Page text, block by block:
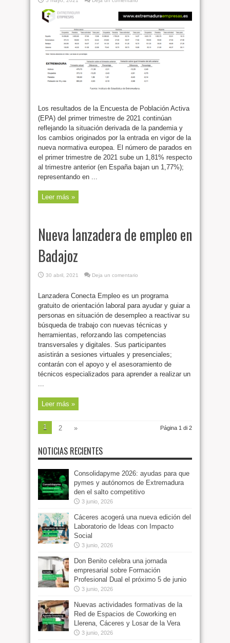
Los resultados de la Encuesta de Población Activa
(EPA) del primer trimestre de 2021 continúan
reflejando la situación derivada de la pandemia y
los cambios originados por la entrada en vigor de la
nueva normativa europea. El número de parados en
el primer trimestre de 2021 sube un 1,81% respecto
al trimestre anterior (en España bajan un 1,77%);
representando en ...
Leer más »
Nueva lanzadera de empleo en
Badajoz
30 abril, 2021 Deja un comentario
Lanzadera Conecta Empleo es un programa
gratuito de orientación laboral para ayudar y guiar a
personas en situación de desempleo a reactivar su
búsqueda de trabajo con nuevas técnicas y
herramientas, reforzando las competencias
transversales y digitales. Sus participantes
asistirán a sesiones virtuales y presenciales;
contarán con el apoyo y el asesoramiento de
técnicos especializados para aprender a realizar un
...
Leer más »
Página 1 di 2
1 2 »
NOTICIAS RECIENTES
Consolidapyme 2026: ayudas para que
pymes y autónomos de Extremadura
den el salto competitivo
3 junio, 2026
Cáceres acogerá una nueva edición del
Laboratorio de Ideas con Impacto
Social
3 junio, 2026
Don Benito celebra una jornada
empresarial sobre Formación
Profesional Dual el próximo 5 de junio
3 junio, 2026
Nuevas actividades formativas de la
Red de Espacios de Coworking en
Llerena, Cáceres y Losar de la Vera
3 junio, 2026